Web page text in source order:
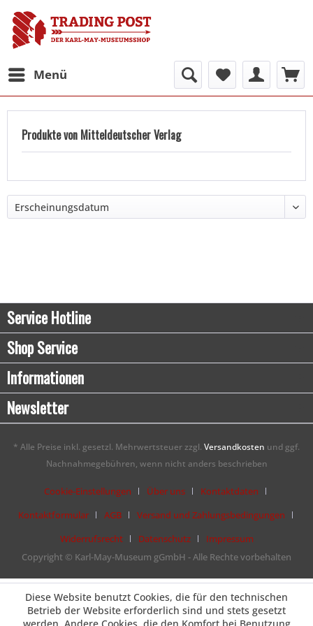
Menü
Produkte von Mitteldeutscher Verlag
Service Hotline
Shop Service
Informationen
Newsletter
* Alle Preise inkl. gesetzl. Mehrwertsteuer zzgl. Versandkosten und ggf.
Nachnahmegebühren, wenn nicht anders beschrieben
Cookie-Einstellungen Über uns
Kontaktdaten
Kontaktformular
AGB
Versand und Zahlungsbedingungen
Widerrufsrecht
Datenschutz
Impressum
Copyright © Karl-May-Museum gGmbH - Alle Rechte vorbehalten
Diese Website benutzt Cookies, die für den technischen
Betrieb der Website erforderlich sind und stets gesetzt